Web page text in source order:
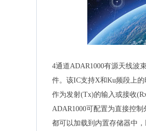
4通道ADAR1000有源天线波
件。该IC支持X和Ku频段上
作为发射(Tx)的输入或接收
ADAR1000可配置为直接控
都可以加载到内置存储器中